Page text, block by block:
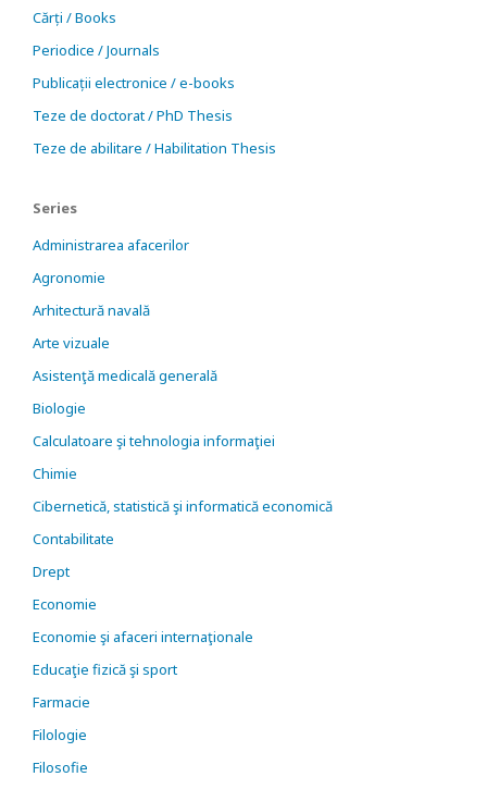
Cărți / Books
Periodice / Journals
Publicații electronice / e-books
Teze de doctorat / PhD Thesis
Teze de abilitare / Habilitation Thesis
Series
Administrarea afacerilor
Agronomie
Arhitectură navală
Arte vizuale
Asistenţă medicală generală
Biologie
Calculatoare şi tehnologia informaţiei
Chimie
Cibernetică, statistică şi informatică economică
Contabilitate
Drept
Economie
Economie şi afaceri internaţionale
Educaţie fizică şi sport
Farmacie
Filologie
Filosofie